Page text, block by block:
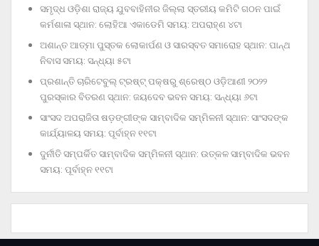
ସମୃଦ୍ଧ ଓଡ଼ିଶା ରାଜ୍ୟ ଯୁବବାହିନୀର ଜିଲ୍ଲା ସ୍ତରୀୟ କମିଟି ଗଠନ ପାଇଁ
କର୍ମଶାଳା ସ୍ଥାନ: ଲୋହିଆ ଏକାଡେମି ସମୟ: ଅପରାହ୍‌ଣ ୪ଟା
ଅଶାନ୍ତ ଆତ୍ମା ପୁସ୍ତକ ଲୋକାର୍ପଣ ଓ ସାରସ୍ବତ ସମାରୋହ ସ୍ଥାନ: ପାନ୍ଥ
ନିବାସ ସମୟ: ସନ୍ଧ୍ୟା ୫ଟା
ପ୍ରଶାନ୍ତି ଚାରିଟେବୁଲ୍‌ ଟ୍ରଷ୍ଟ୍‌ ପକ୍ଷରୁ ଶ୍ରେଷ୍ଠ ଓଡ଼ିଆଣୀ ୨୦୨୨
ପୁରସ୍କାର ବିତରଣ ସ୍ଥାନ: ଜୟଦେବ ଭବନ ସମୟ: ସନ୍ଧ୍ୟା ୬ଟା
ସାଂସଦ ଅପରାଜିତା ଷଡ଼ଙ୍ଗୀଙ୍କ ସାମ୍ବାଦିକ ସମ୍ମିଳନୀ ସ୍ଥାନ: ସାଂସଦଙ୍କ
କାର୍ଯ୍ୟାଳୟ ସମୟ: ପୂର୍ବାହ୍ନ ୧୧ଟା
ଦୁର୍ନୀତି ସମ୍ପର୍କିତ ସାମ୍ବାଦିକ ସମ୍ମିଳନୀ ସ୍ଥାନ: ଉତ୍କଳ ସାମ୍ବାଦିକ ଭବନ
ସମୟ: ପୂର୍ବାହ୍ନ ୧୧ଟା